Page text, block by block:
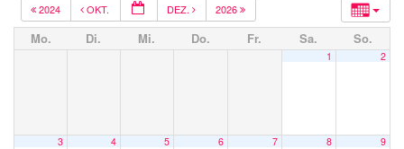
2024 OKT. DEZ. 2026
Mo. Di. Mi. Do. Fr. Sa. So.
1 2
3 4 5 6 7 8 9